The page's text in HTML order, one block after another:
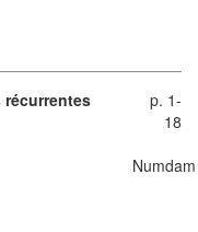
p. 1-
18
Numdam